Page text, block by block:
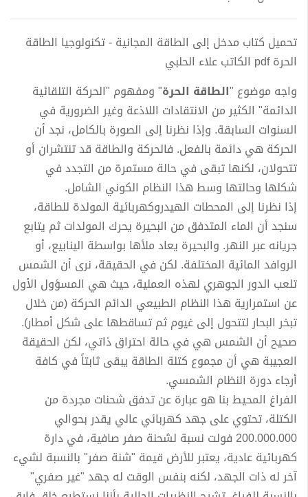
تحميل كتاب مدخل إلى الطاقة المجانية - تكنولوجيا الطاقة
الحرة pdf الكاتب علاء الحلبي
واجه موضوع "الطاقة الحرة" ومفهوم "الحركة التلقائية
الدائمة" الكثير من الانتقادات اللاذعة وغير الضرورية في
السنوات السابقة. وإذا نظرنا إلى الصورة بالكامل، نجد أن
الحركة هي دائمة بالفعل. فالحركة والطاقة قد تنتشران أو
تتحولان، لكنها تبقى في حالة مستمرة من التجدد في
شكلها وحالتها وسط هذا النظام الكوني الشامل.
إذا نظرنا إلى المحطات الهيدروكهربائية المولدة للطاقة،
سنجد أن الماء المتدفق من البحيرة يحرك المولدات ثم يتابع
جريانه عبر النهر. والبحيرة يعاد ملأها بواسطة الينابيع، أو
الروافد المائية المختلفة. لكن في الحقيقة، نرى أن الشمس
تلعب الدور الجوهري لهذه العملية، حيث هي المسؤول الأول
عن استمرارية هذا النظام الطبيعي الدائم الحركة (من خلال
تبخر البحار لتتحول إلى غيوم ثم تساقطها على شكل أمطار).
صحيح أن الشمس هي في حالة احتراق ذاتي، لكن الحقيقة
العجيبة هي أن مجموع كتلة الطاقة يبقى ثابتاً في كافة
أرجاء دورة النظام الشمسي.
الفراغ المحيط بنا هو عبارة عن تدفق شحنات مجردة من
الكتلة، تحتوي على جهد كهربائي عالي يقدر بحوالي
200.000.000 فولت نسبة لشحنة صفر صافية، في دارة
كهربائية عادية، يعتبر للأرض قيمة "شنة صفر" بالنسبة لشيء
آخر له ذات الجهد، لكنه بنفس الوقت له جهد "غير صفري"